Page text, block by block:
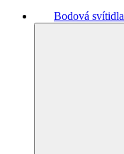
Bodová svítidla